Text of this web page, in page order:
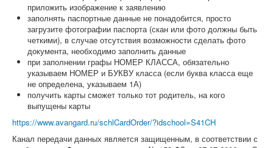
приложить изображение к заявлению
заполнять паспортные данные не понадобится, просто
загрузите фотографии паспорта (скан или фото должны быть
четкими), в случае отсутствия возможности сделать фото
документа, необходимо заполнить данные
при заполнении графы НОМЕР КЛАССА, обязательно
указываем НОМЕР и БУКВУ класса (если буква класса еще
не определена, указываем 1А)
получить карты сможет только тот родитель, на кого
выпущены карты
https://www.avangard.ru/schlCardOrder/?idschool=S41CH
Канал передачи данных является защищенным, в соответствии с